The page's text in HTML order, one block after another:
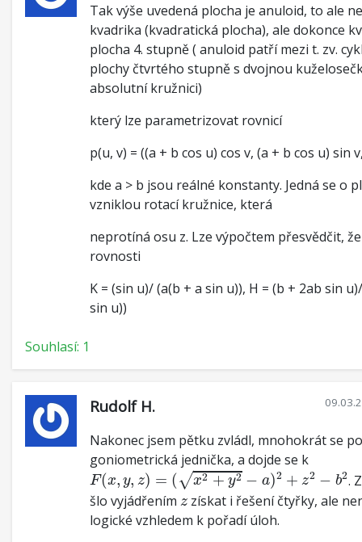
Tak výše uvedená plocha je anuloid, to ale
kvadrika (kvadratická plocha), ale dokonce
plocha 4. stupně ( anuloid patří mezi t. zv.
plochy čtvrtého stupně s dvojnou
absolutní kružnici)
který lze parametrizovat rovnicí
p(u, v) = ((a + b cos u) cos v, (a + b cos u) sin
kde a > b jsou reálné konstanty. Jedná se o
vzniklou rotací kružnice, která
neprotíná osu z. Lze výpočtem přesvědčit,
rovnosti
K = (sin u)/ (a(b + a sin u)), H = (b + 2ab sin
sin u))
Souhlasí: 1
Rudolf H.
Nakonec jsem pětku zvládl, mnohokrát se
goniometrická jednička, a dojde se k
F(x, y, z) = (√x2 + y2 − a)2 + z2 − b2
F(x,y,z)=(x2+y2−a)2+z2−b2
.
šlo vyjádřením z
z získat i řešení čtyřky, ale
logické vzhledem k pořadí úloh.